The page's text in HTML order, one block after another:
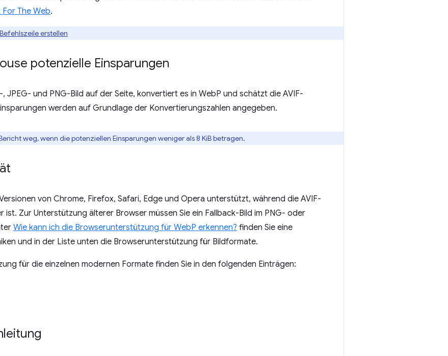
The Web.
erstellen
potenzielle Einsparungen
JPEG- und PNG-Bild auf der Seite, konvertiert es in WebP und schätzt die AVIF-
werden auf Grundlage der Konvertierungszahlen angegeben.
weg, wenn die potenziellen Einsparungen weniger als 8 KiB betragen.
von Chrome, Firefox, Safari, Edge und Opera unterstützt, während die AVIF-
Zur Unterstützung älterer Browser müssen Sie ein Fallback-Bild im PNG- oder
Wie kann ich die Browserunterstützung für WebP erkennen? finden Sie eine
und in der Liste unten die Browserunterstützung für Bildformate.
für die einzelnen modernen Formate finden Sie in den folgenden Einträgen: